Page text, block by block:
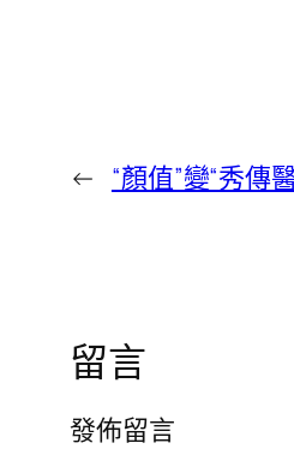
← “顏值”變“秀傳
留言
發佈留言